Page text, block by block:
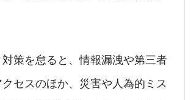
策を怠ると、情報漏洩や第三者
セスのほか、災害や人為的ミス